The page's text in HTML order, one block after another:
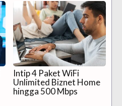
Intip 4 Paket WiFi
Unlimited Biznet Home
hingga 500 Mbps